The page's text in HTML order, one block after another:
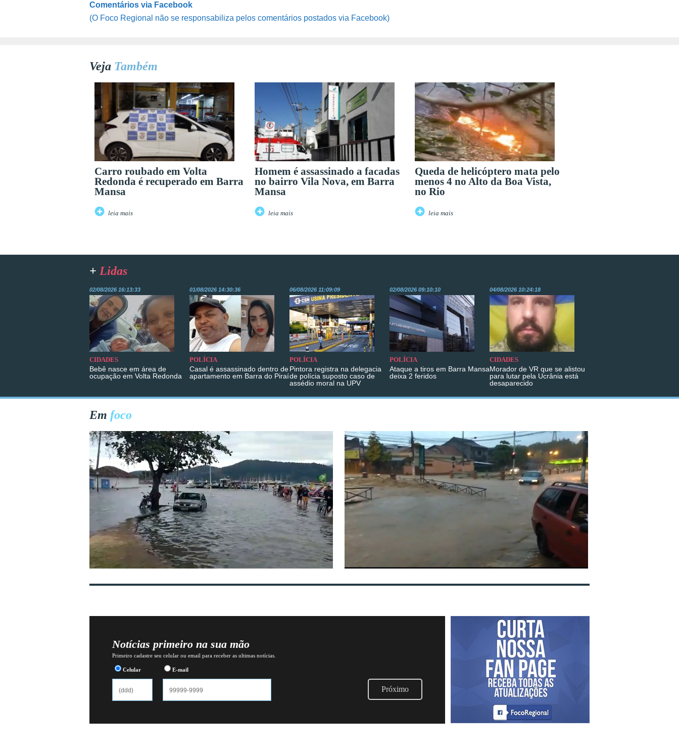
Comentários via Facebook
(O Foco Regional não se responsabiliza pelos comentários postados via Facebook)
Veja Também
Carro roubado em Volta
Redonda é recuperado em Barra
Mansa
leia mais
Homem é assassinado a facadas
no bairro Vila Nova, em Barra
Mansa
leia mais
Queda de helicóptero mata pelo
menos 4 no Alto da Boa Vista,
no Rio
leia mais
+ Lidas
02/08/2026 16:13:33
CIDADES
Bebê nasce em área de
ocupação em Volta Redonda
01/08/2026 14:30:36
POLÍCIA
Casal é assassinado dentro de
apartamento em Barra do Piraí
06/08/2026 11:09:09
POLÍCIA
Pintora registra na delegacia
de polícia suposto caso de
assédio moral na UPV
02/08/2026 09:10:10
POLÍCIA
Ataque a tiros em Barra Mansa
deixa 2 feridos
04/08/2026 10:24:18
CIDADES
Morador de VR que se alistou
para lutar pela Ucrânia está
desaparecido
Em foco
Notícias primeiro na sua mão
Primeiro cadastre seu celular ou email para receber as ultimas notícias.
Celular E-mail
Próximo